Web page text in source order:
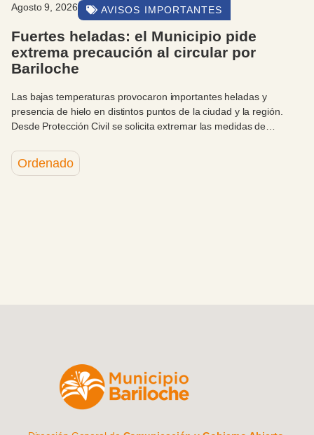
Agosto 9, 2026 AVISOS IMPORTANTES
Fuertes heladas: el Municipio pide
extrema precaución al circular por
Bariloche
Las bajas temperaturas provocaron importantes heladas y
presencia de hielo en distintos puntos de la ciudad y la región.
Desde Protección Civil se solicita extremar las medidas de
necesarios.
Ordenado